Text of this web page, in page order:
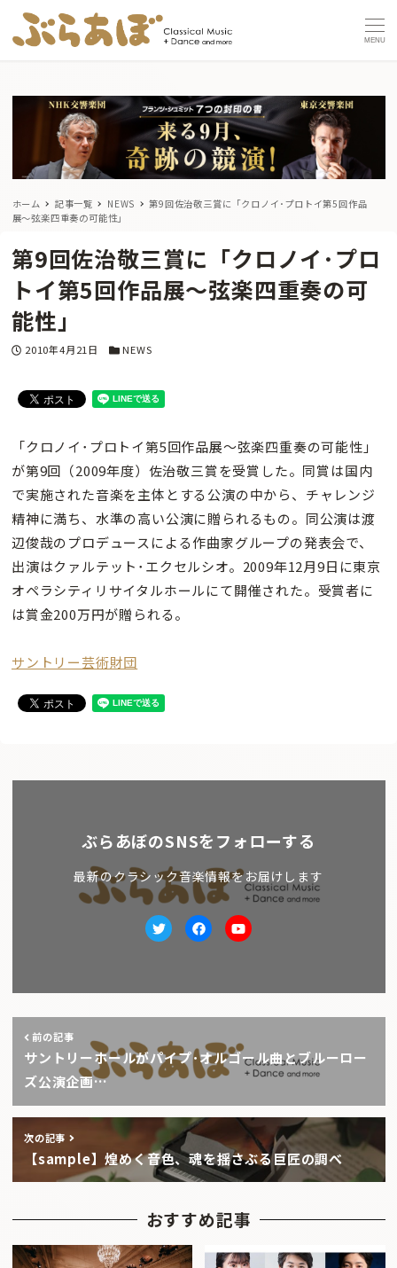
MENU
ホーム 記事一覧 NEWS
第9回佐治敬三賞に「クロノイ･プロトイ第5回作品
展〜弦楽四重奏の可能性」
第9回佐治敬三賞に「クロノイ･プロ
トイ第5回作品展〜弦楽四重奏の可
能性」
投稿日
2010年4月21日 カテゴリー
NEWS
「クロノイ･プロトイ第5回作品展〜弦楽四重奏の可能性」
が第9回（2009年度）佐治敬三賞を受賞した。同賞は国内
で実施された音楽を主体とする公演の中から、チャレンジ
精神に満ち、水準の高い公演に贈られるもの。同公演は渡
辺俊哉のプロデュースによる作曲家グループの発表会で、
出演はクァルテット･エクセルシオ。2009年12月9日に東京
オペラシティリサイタルホールにて開催された。受賞者に
は賞金200万円が贈られる。
サントリー芸術財団
ぶらあぼのSNSをフォローする
最新のクラシック音楽情報をお届けします
TwitterfacebookYoutube
前の記事
サントリーホールがパイプ･オルゴール曲とブルーロー
ズ公演企画…
次の記事
【sample】煌めく音色、魂を揺さぶる巨匠の調べ
おすすめ記事